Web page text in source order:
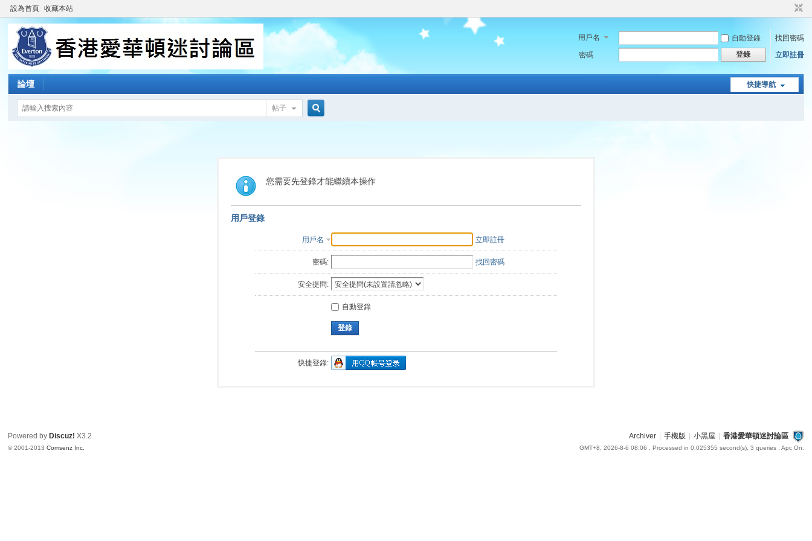
設為首頁 收藏本站
用戶名 自動登錄
找回密碼
密碼
登錄 立即註冊
快捷導航
論壇
帖子
索
您需要先登錄才能繼續本操作
用戶登錄
用戶名 立即註冊
密碼: 找回密碼
安全提問:
自動登錄
登錄
快捷登錄:
Archiver 手機版 小黑屋 香港愛華頓迷討論區
GMT+8, 2026-8-6 08:06 , Processed in 0.025355 second(s), 3 queries , Apc On.
Powered by Discuz! X3.2
© 2001-2013Comsenz Inc.